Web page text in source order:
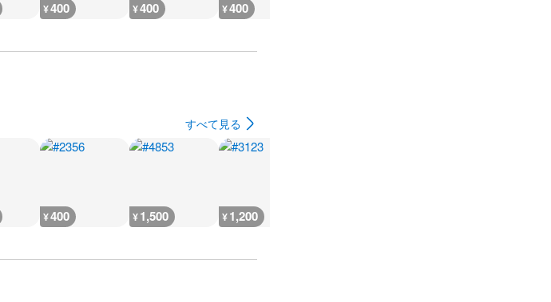
¥400 ¥400 ¥400
すべて見る
¥400 ¥1,500 ¥1,200